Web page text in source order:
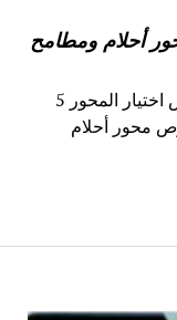
أحلام ومطامح
شرح نص اختيار مع الاجابة عن الاسئلة نص اختيار المحور 5
محور أحلام